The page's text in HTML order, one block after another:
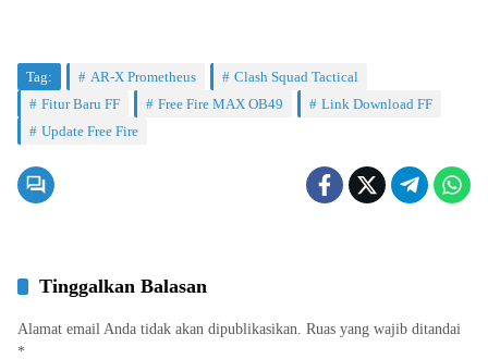
Tag: AR-X Prometheus
Clash Squad Tactical
Fitur Baru FF
Free Fire MAX OB49
Link Download FF
Update Free Fire
Tinggalkan Balasan
Alamat email Anda tidak akan dipublikasikan. Ruas yang wajib ditandai
*